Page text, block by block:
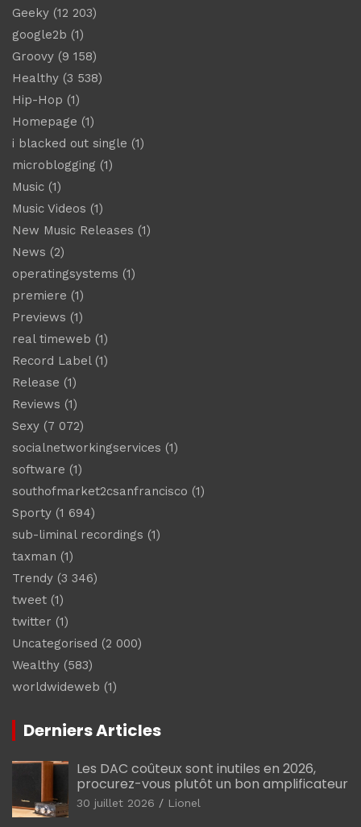
Geeky (12 203)
google2b (1)
Groovy (9 158)
Healthy (3 538)
Hip-Hop (1)
Homepage (1)
i blacked out single (1)
microblogging (1)
Music (1)
Music Videos (1)
New Music Releases (1)
News (2)
operatingsystems (1)
premiere (1)
Previews (1)
real timeweb (1)
Record Label(1)
Release (1)
Reviews (1)
Sexy (7 072)
socialnetworkingservices (1)
software (1)
southofmarket2csanfrancisco (1)
Sporty (1 694)
sub-liminal recordings (1)
taxman (1)
Trendy (3 346)
tweet (1)
twitter (1)
Uncategorised (2 000)
Wealthy (583)
worldwideweb (1)
Derniers Articles
Les DAC coûteux sont inutiles en 2026,
procurez-vous plutôt un bon amplificateur
30 juillet 2026 Lionel